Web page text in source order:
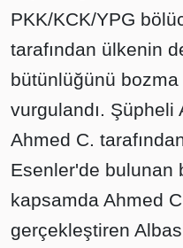
PKK/KCK/YPG
tarafından ülkenin
bütünlüğünü bozma
vurgulandı. Şüpheli
Ahmed C.
Esenler'de bulunan
kapsamda Ahmed
gerçekleştiren